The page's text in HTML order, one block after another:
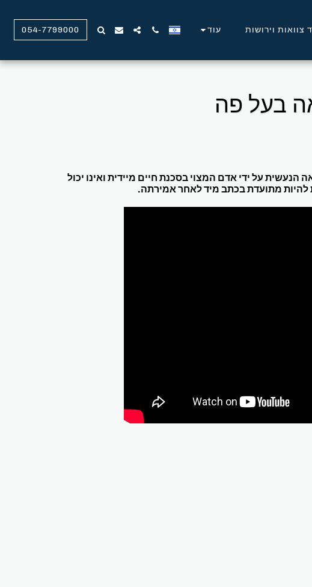
צוואות וירושות עוד 054-7799000
בעל פה
על ידי אדם המצוי בסכנת חיים מיידית ואינו יכול
להיות מתועדת בכתב מיד לאחר אמירתה.